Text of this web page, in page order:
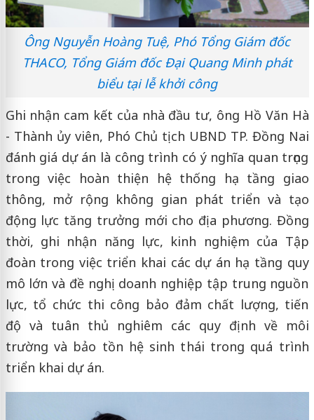
Ông Nguyễn Hoàng Tuệ, Phó Tổng Giám đốc
THACO, Tổng Giám đốc Đại Quang Minh phát
biểu tại lễ khởi công
Ghi nhận cam kết của nhà đầu tư, ông Hồ Văn Hà
- Thành ủy viên, Phó Chủ tịch UBND TP. Đồng Nai
đánh giá dự án là công trình có ý nghĩa quan trọng
trong việc hoàn thiện hệ thống hạ tầng giao
thông, mở rộng không gian phát triển và tạo
động lực tăng trưởng mới cho địa phương. Đồng
thời, ghi nhận năng lực, kinh nghiệm của Tập
đoàn trong việc triển khai các dự án hạ tầng quy
mô lớn và đề nghị doanh nghiệp tập trung nguồn
lực, tổ chức thi công bảo đảm chất lượng, tiến
độ và tuân thủ nghiêm các quy định về môi
trường và bảo tồn hệ sinh thái trong quá trình
triển khai dự án.